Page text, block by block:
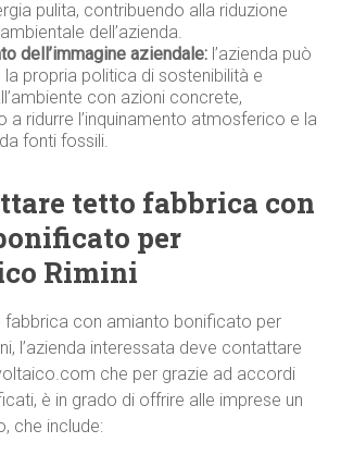
pulita, contribuendo alla riduzione
dell’azienda.
dell’immagine aziendale: l’azienda può
propria politica di sostenibilità e
con azioni concrete,
a ridurre l’inquinamento atmosferico e la
fonti fossili.
tetto fabbrica con
per
Rimini
con amianto bonificato per
l’azienda interessata deve contattare
che per grazie ad accordi
è in grado di offrire alle imprese un
che include: